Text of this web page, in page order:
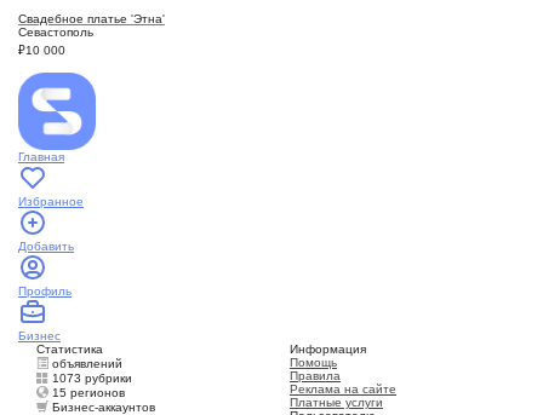
Свадебное платье 'Этна'
Севастополь
₽10 000
Главная
Избранное
Добавить
Профиль
Бизнес
Статистика
объявлений
1073 рубрики
15 регионов
Бизнес-аккаунтов
Информация
Помощь
Правила
Реклама на сайте
Платные услуги